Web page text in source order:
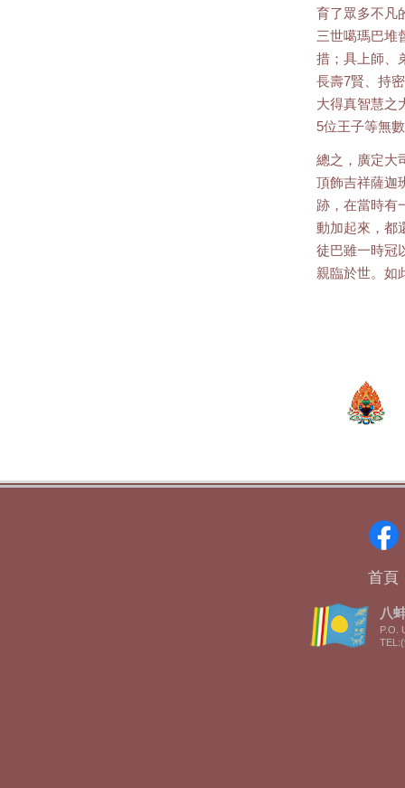
育了眾多不凡
三世噶瑪巴堆
措；具上師、
長壽7賢、持
大得真智慧之
5位王子等無
總之，廣定大
頂飾吉祥薩迦
跡，在當時有
動加起來，都
徒巴雖一時冠
親臨於世。如
首頁
八
P.O.